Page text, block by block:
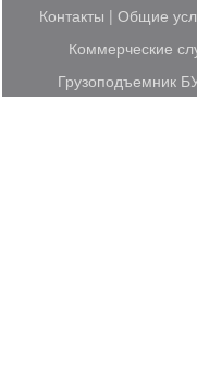
Контакты | Общие
Коммерческие
Грузоподъемник